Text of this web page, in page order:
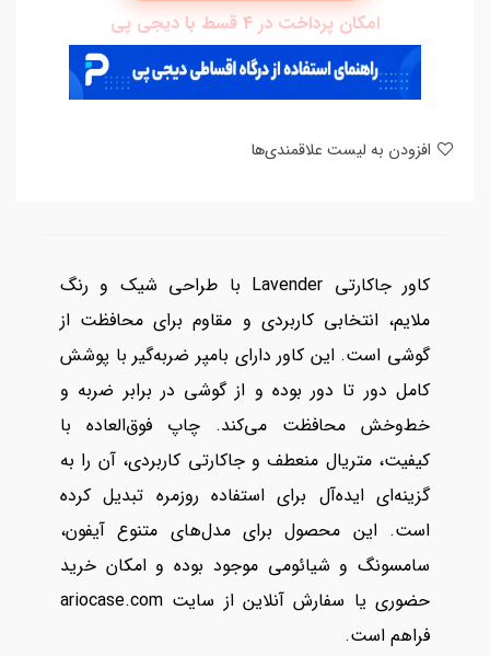
امکان پرداخت در 4 قسط با دیجی پی
کاور جاکارتی Lavender با طراحی شیک و رنگ
ملایم، انتخابی کاربردی و مقاوم برای محافظت از
گوشی است. این کاور دارای بامپر ضربه‌گیر با پوشش
کامل دور تا دور بوده و از گوشی در برابر ضربه و
خط‌وخش محافظت می‌کند. چاپ فوق‌العاده با
کیفیت، متریال منعطف و جاکارتی کاربردی، آن را به
گزینه‌ای ایده‌آل برای استفاده روزمره تبدیل کرده
است. این محصول برای مدل‌های متنوع آیفون،
سامسونگ و شیائومی موجود بوده و امکان خرید
حضوری یا سفارش آنلاین از سایت ariocase.com
فراهم است.